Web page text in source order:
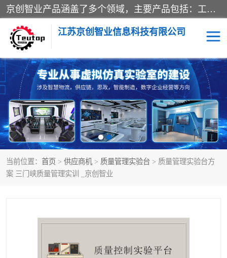
京创智业产品涵盖了多个领域，主要产品包括：工业4.0生产线解决方案，智慧物流综合实训室，教学设备与实验室建设，虚拟仿真实验室等。公司将秉持“创新、执着、诚信、共赢”的理念，以“将服务当作使命”为核心价值观，致力于为客户创造价值，与客户、合作伙伴和员工共同成长。
江苏京创智业信息科技有限公司
当前位置： 首页 > 供应商机 > 质量管理实验台 > 质量管理实验台方
案 三门峡质量管理实训 _京创智业
VR物流实训 低碳供应链
生产系统仿真 冷链物流
供应链管理 思政
智慧零售实训 智能制造